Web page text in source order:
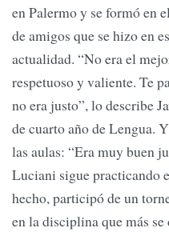
en Palermo y se formó en
de amigos que se hizo en
actualidad. “No era el
respetuoso y valiente. Te
no era justo”, lo describe
de cuarto año de Lengua.
las aulas: “Era muy buen
Luciani sigue practicando
hecho, participó de un
en la disciplina que más